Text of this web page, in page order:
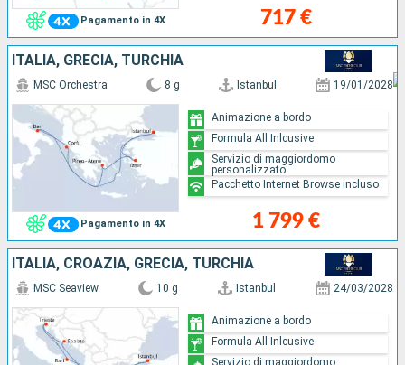
Pagamento in 4X 717 €
ITALIA, GRECIA, TURCHIA
Pagamento in 4X
MSC Orchestra 8 g Istanbul 19/01/2028
1 799 €
Animazione a bordo
Formula All Inlcusive
Servizio di maggiordomo
personalizzato
Pacchetto Internet Browse incluso
ITALIA, CROAZIA, GRECIA, TURCHIA
MSC Seaview 10 g Istanbul 24/03/2028
Animazione a bordo
Formula All Inlcusive
Servizio di maggiordomo